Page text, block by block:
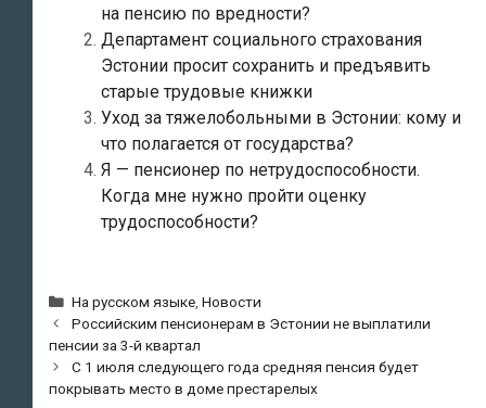
на пенсию по вредности?
Департамент социального страхования
Эстонии просит сохранить и предъявить
старые трудовые книжки
Уход за тяжелобольными в Эстонии: кому и
что полагается от государства?
Я — пенсионер по нетрудоспособности.
Когда мне нужно пройти оценку
трудоспособности?
Рубрики
На русском языке,Новости
Навигация
по
записям
Российским пенсионерам в Эстонии не выплатили
пенсии за 3-й квартал
С 1 июля следующего года средняя пенсия будет
покрывать место в доме престарелых